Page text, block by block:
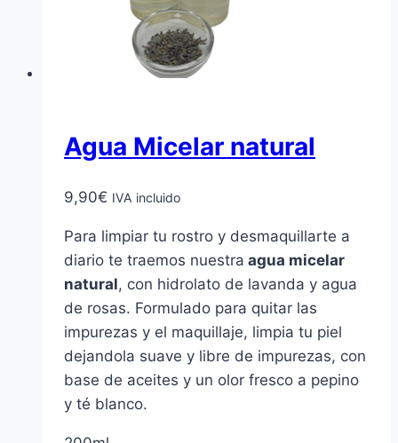
Agua Micelar natural
9,90€ IVA incluido
Para limpiar tu rostro y desmaquillarte a
diario te traemos nuestra agua micelar
natural, con hidrolato de lavanda y agua
de rosas. Formulado para quitar las
impurezas y el maquillaje, limpia tu piel
dejandola suave y libre de impurezas, con
base de aceites y un olor fresco a pepino
y té blanco.